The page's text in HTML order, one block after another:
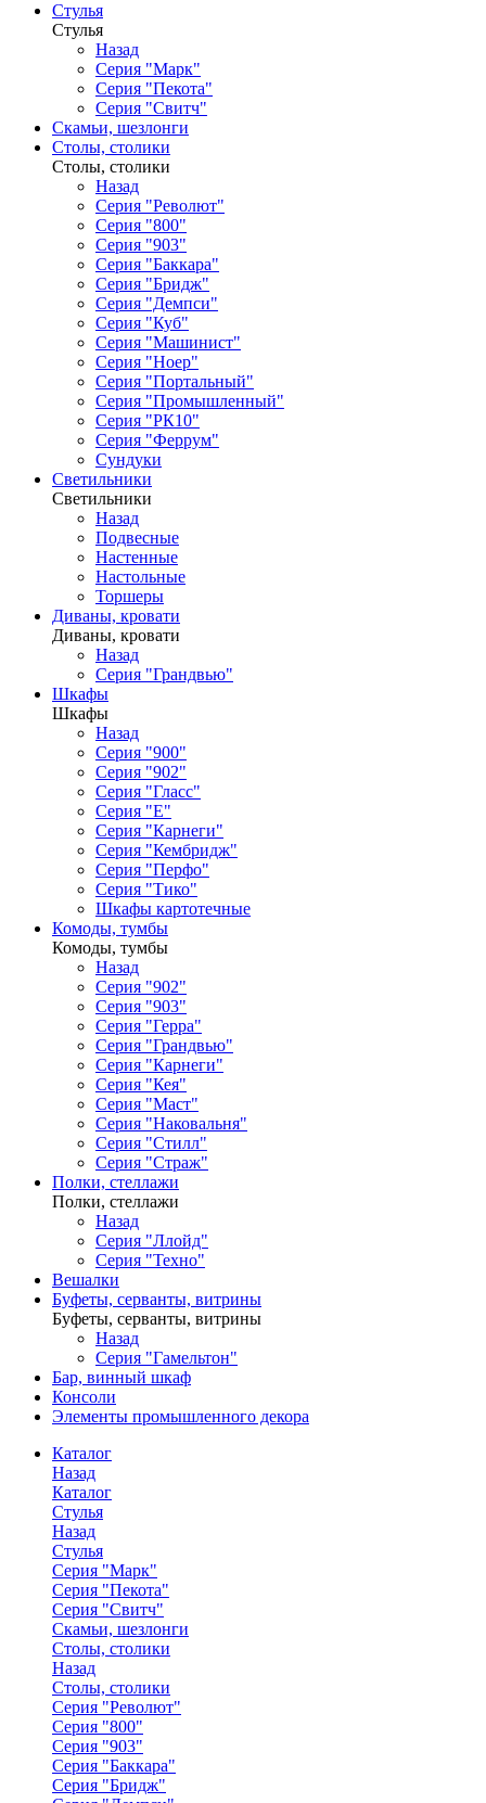
Стулья
Стулья
Назад
Серия "Марк"
Серия "Пекота"
Серия "Свитч"
Скамьи, шезлонги
Столы, столики
Столы, столики
Назад
Серия "Револют"
Серия "800"
Серия "903"
Серия "Баккара"
Серия "Бридж"
Серия "Демпси"
Серия "Куб"
Серия "Машинист"
Серия "Ноер"
Серия "Портальный"
Серия "Промышленный"
Серия "РК10"
Серия "Феррум"
Сундуки
Светильники
Светильники
Назад
Подвесные
Настенные
Настольные
Торшеры
Диваны, кровати
Диваны, кровати
Назад
Серия "Грандвью"
Шкафы
Шкафы
Назад
Серия "900"
Серия "902"
Серия "Гласс"
Серия "Е"
Серия "Карнеги"
Серия "Кембридж"
Серия "Перфо"
Серия "Тико"
Шкафы картотечные
Комоды, тумбы
Комоды, тумбы
Назад
Серия "902"
Серия "903"
Серия "Герра"
Серия "Грандвью"
Серия "Карнеги"
Серия "Кея"
Серия "Маст"
Серия "Наковальня"
Серия "Стилл"
Серия "Страж"
Полки, стеллажи
Полки, стеллажи
Назад
Серия "Ллойд"
Серия "Техно"
Вешалки
Буфеты, серванты, витрины
Буфеты, серванты, витрины
Назад
Серия "Гамельтон"
Бар, винный шкаф
Консоли
Элементы промышленного декора
Каталог
Назад
Каталог
Стулья
Назад
Стулья
Серия "Марк"
Серия "Пекота"
Серия "Свитч"
Скамьи, шезлонги
Столы, столики
Назад
Столы, столики
Серия "Револют"
Серия "800"
Серия "903"
Серия "Баккара"
Серия "Бридж"